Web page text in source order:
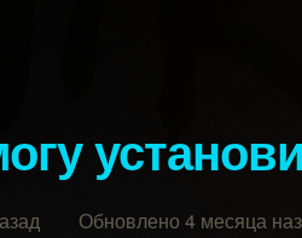
Обновлено 4 месяца